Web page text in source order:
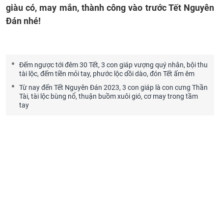
giàu có, may mắn, thành công vào trước Tết Nguyên
Đán nhé!
Đếm ngược tới đêm 30 Tết, 3 con giáp vượng quý nhân, bội thu
tài lộc, đếm tiền mỏi tay, phước lộc dồi dào, đón Tết ấm êm
Từ nay đến Tết Nguyên Đán 2023, 3 con giáp là con cưng Thần
Tài, tài lộc bùng nổ, thuận buồm xuôi gió, cơ may trong tầm
tay